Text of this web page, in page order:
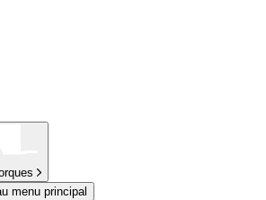
menu principal